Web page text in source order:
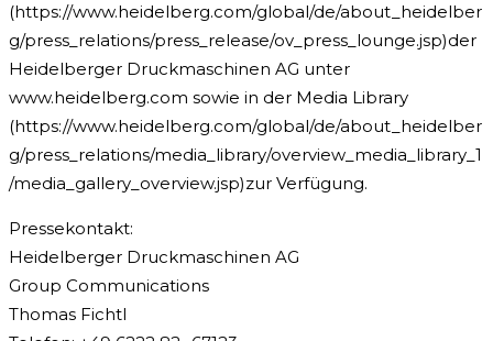
(https://www.heidelberg.com/global/de/about_heidelber
g/press_relations/press_release/ov_press_lounge.jsp)der
Heidelberger Druckmaschinen AG unter
www.heidelberg.com sowie in der Media Library
(https://www.heidelberg.com/global/de/about_heidelber
g/press_relations/media_library/overview_media_library_1
/media_gallery_overview.jsp)zur Verfügung.
Pressekontakt:
Heidelberger Druckmaschinen AG
Group Communications
Thomas Fichtl